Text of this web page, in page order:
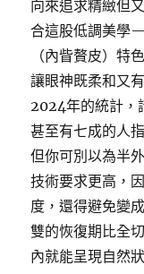
向來追求精緻但
合這股低調美學
（內眥贅皮）特
讓眼神既柔和又
2024年的統計，
甚至有七成的人
但你可別以為半
技術要求更高，
度，還得避免變
雙的恢復期比全
內就能呈現自然